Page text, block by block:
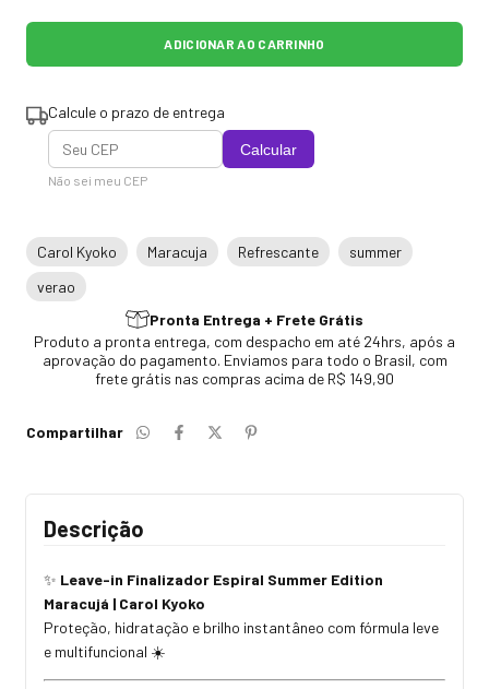
Calcule o prazo de entrega
Calcular
Não sei meu CEP
Carol Kyoko Maracuja Refrescante
summer
verao
Pronta Entrega + Frete Grátis
Produto a pronta entrega, com despacho em até 24hrs, após a
aprovação do pagamento. Enviamos para todo o Brasil, com
frete grátis nas compras acima de R$ 149,90
Compartilhar
Descrição
✨ Leave-in Finalizador Espiral Summer Edition
Maracujá | Carol Kyoko
Proteção, hidratação e brilho instantâneo com fórmula leve
e multifuncional ☀️